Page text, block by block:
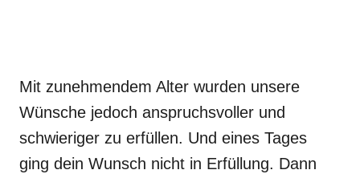
Mit zunehmendem Alter wurden unsere
Wünsche jedoch anspruchsvoller und
schwieriger zu erfüllen. Und eines Tages
ging dein Wunsch nicht in Erfüllung. Dann